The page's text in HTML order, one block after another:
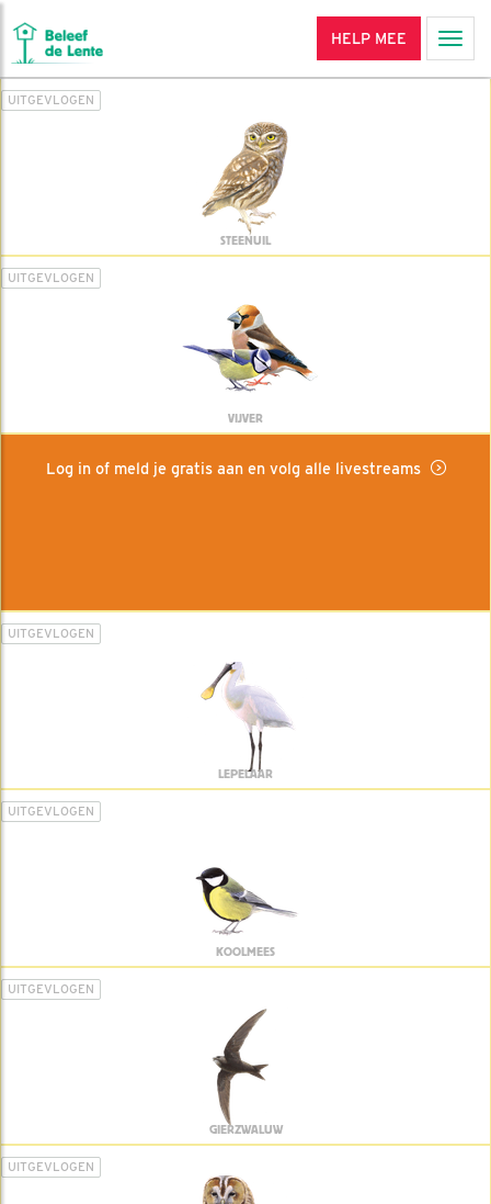
HELP MEE
UITGEVLOGEN
STEENUIL
UITGEVLOGEN
VIJVER
Log in of meld je gratis aan en volg alle livestreams
UITGEVLOGEN
LEPELAAR
UITGEVLOGEN
KOOLMEES
UITGEVLOGEN
GIERZWALUW
UITGEVLOGEN